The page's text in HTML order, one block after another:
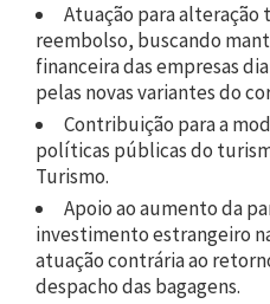
Atuação para alteração
reembolso, buscando
financeira das empresas
pelas novas variantes do
Contribuição para a
políticas públicas do
Turismo.
Apoio ao aumento da
investimento estrangeiro
atuação contrária ao
despacho das bagagens.